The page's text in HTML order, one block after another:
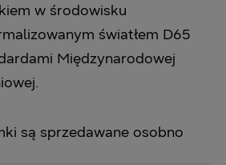
w środowisku
światłem D65
Międzynarodowej
są sprzedawane osobno